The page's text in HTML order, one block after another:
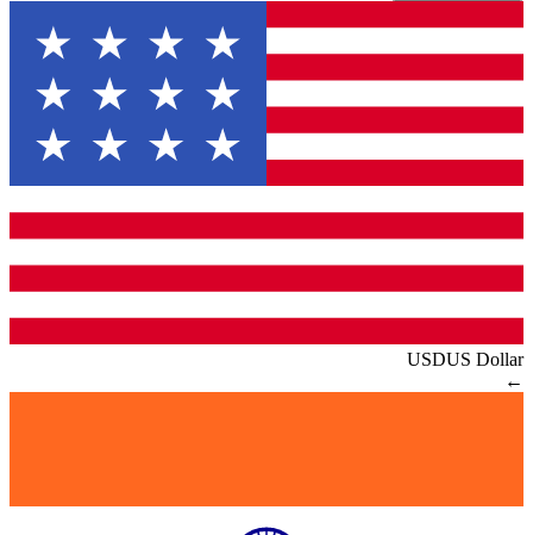
USDUS Dollar
←